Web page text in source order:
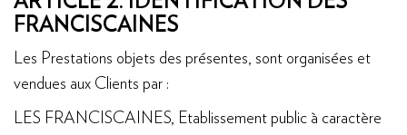
FRANCISCAINES
Les Prestations objets des présentes, sont organisées et
vendues aux Clients par :
LES FRANCISCAINES, Etablissement public à caractère